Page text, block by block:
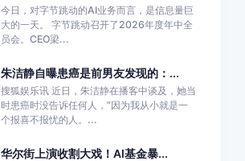
今日，对字节跳动的AI业务而言，是信息量巨
大的一天。 字节跳动召开了2026年度年中全
员会。CEO梁...
朱洁静自曝患癌是前男友发现的：...
搜狐娱乐讯 近日，朱洁静在播客中谈及，她当
时患癌时没告诉任何人，“因为我从小就是一
个报喜不报忧的人。...
华尔街上演收割大戏！AI基金暴...